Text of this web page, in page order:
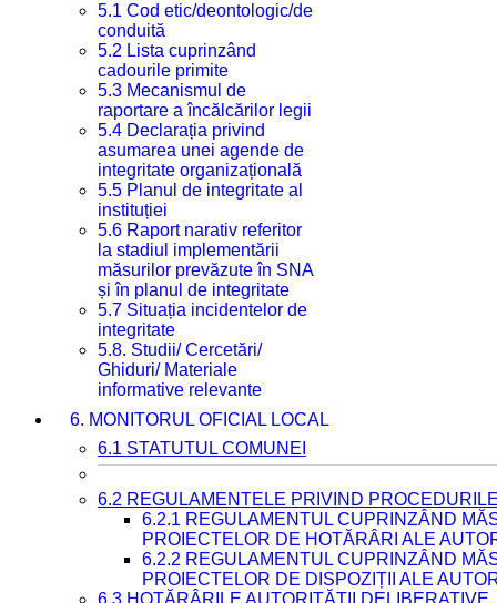
5.1 Cod etic/deontologic/de
conduită
5.2 Lista cuprinzând
cadourile primite
5.3 Mecanismul de
raportare a încălcărilor legii
5.4 Declarația privind
asumarea unei agende de
integritate organizațională
5.5 Planul de integritate al
instituției
5.6 Raport narativ referitor
la stadiul implementării
măsurilor prevăzute în SNA
și în planul de integritate
5.7 Situația incidentelor de
integritate
5.8. Studii/ Cercetări/
Ghiduri/ Materiale
informative relevante
6. MONITORUL OFICIAL LOCAL
6.1 STATUTUL COMUNEI
6.2 REGULAMENTELE PRIVIND
6.2.1 REGULAMENTUL CUPRINZÂND
PROIECTELOR DE HOTĂRÂRI ALE
6.2.2 REGULAMENTUL CUPRINZÂND
PROIECTELOR DE DISPOZIȚII ALE
6.3 HOTĂRÂRILE AUTORITĂȚII DELIBERATIVE